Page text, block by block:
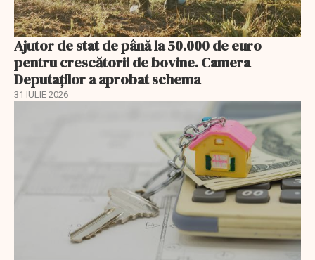
Ajutor de stat de până la 50.000 de euro
pentru crescătorii de bovine. Camera
Deputaților a aprobat schema
31 IULIE 2026